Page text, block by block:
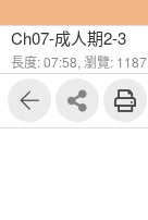
Ch07-成人期2-3
長度: 07:58, 瀏覽: 1187,